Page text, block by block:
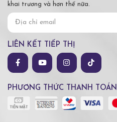
khai trương và hơn thế nữa.
LIÊN KẾT TIẾP THỊ
PHƯƠNG THỨC THANH TOÁN